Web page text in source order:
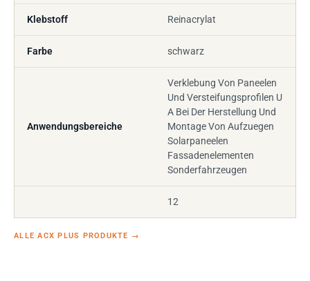
Klebstoff Reinacrylat
Farbe schwarz
Anwendungsbereiche
Verklebung Von Paneelen
Und Versteifungsprofilen U
A Bei Der Herstellung Und
Montage Von Aufzuegen
Solarpaneelen
Fassadenelementen
Sonderfahrzeugen
12
ALLE ACX PLUS PRODUKTE →